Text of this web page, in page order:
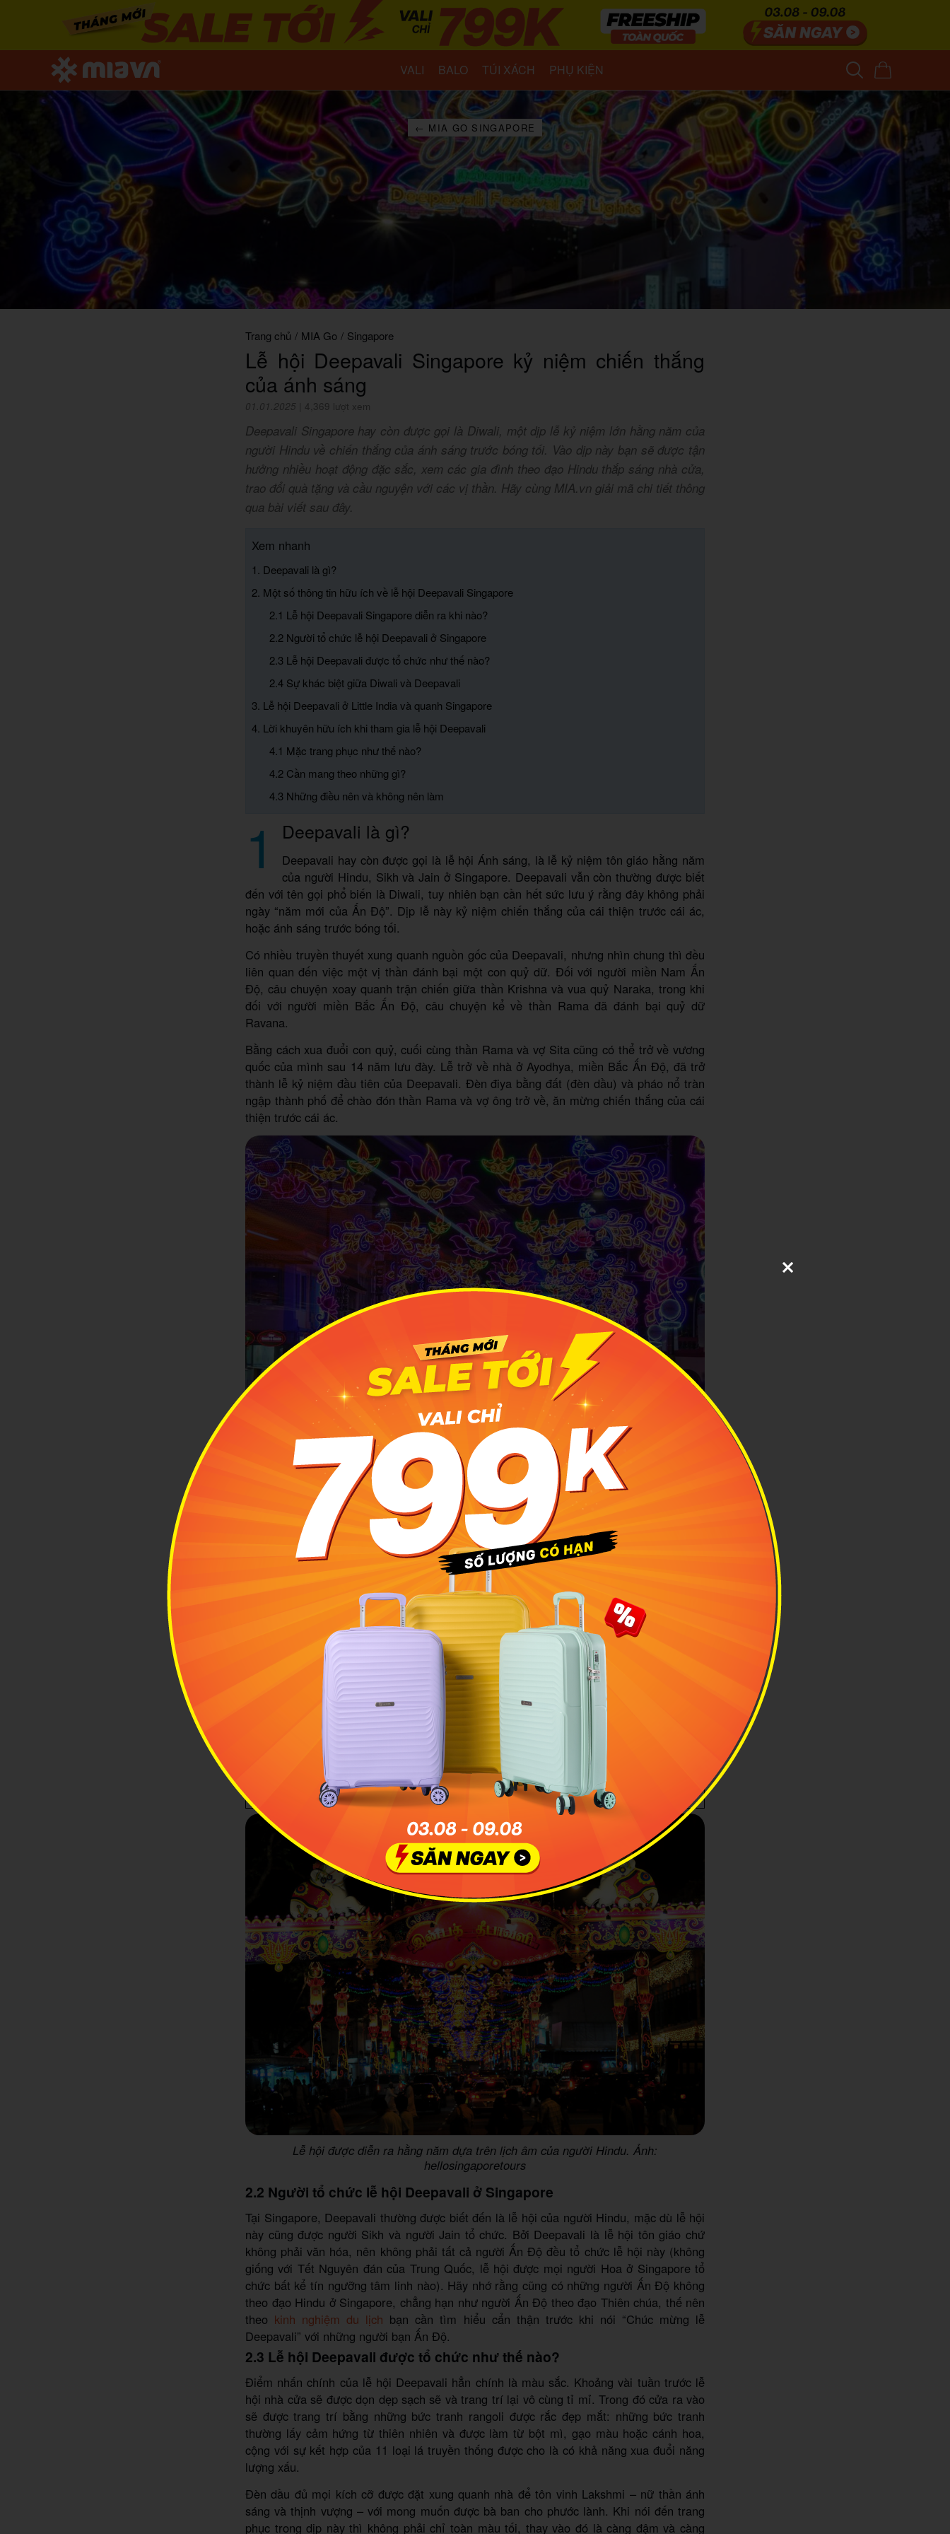
VALI BALO TÚI XÁCH PHỤ KIỆN
← MIA GO SINGAPORE
Trang chủ / MIA Go / Singapore
Lễ hội Deepavali Singapore kỷ niệm chiến thắng
của ánh sáng
01.01.2025 4,369 lượt xem
Deepavali Singapore hay còn được gọi là Diwali, một dịp lễ kỷ niệm lớn hằng năm của
người Hindu về chiến thắng của ánh sáng trước bóng tối. Vào dịp này bạn sẽ được tận
hưởng nhiều hoạt động đặc sắc, xem các gia đình theo đạo Hindu thắp sáng nhà cửa,
trao đổi quà tặng và cầu nguyện với các vị thần. Hãy cùng MIA.vn giải mã chi tiết thông
qua bài viết sau đây.
Xem nhanh
1. Deepavali là gì?
2. Một số thông tin hữu ích về lễ hội Deepavali Singapore
2.1 Lễ hội Deepavali Singapore diễn ra khi nào?
2.2 Người tổ chức lễ hội Deepavali ở Singapore
2.3 Lễ hội Deepavali được tổ chức như thế nào?
2.4 Sự khác biệt giữa Diwali và Deepavali
3. Lễ hội Deepavali ở Little India và quanh Singapore
4. Lời khuyên hữu ích khi tham gia lễ hội Deepavali
4.1 Mặc trang phục như thế nào?
4.2 Cần mang theo những gì?
4.3 Những điều nên và không nên làm
1 Deepavali là gì?
Deepavali hay còn được gọi là lễ hội Ánh sáng, là lễ kỷ niệm tôn giáo hằng năm
của người Hindu, Sikh và Jain ở Singapore. Deepavali vẫn còn thường được biết
đến với tên gọi phổ biến là Diwali, tuy nhiên bạn cần hết sức lưu ý rằng đây không phải
ngày “năm mới của Ấn Độ”. Dịp lễ này kỷ niệm chiến thắng của cái thiện trước cái ác,
hoặc ánh sáng trước bóng tối.
Có nhiều truyền thuyết xung quanh nguồn gốc của Deepavali, nhưng nhìn chung thì đều
liên quan đến việc một vị thần đánh bại một con quỷ dữ. Đối với người miền Nam Ấn
Độ, câu chuyện xoay quanh trận chiến giữa thần Krishna và vua quỷ Naraka, trong khi
đối với người miền Bắc Ấn Độ, câu chuyện kể về thần Rama đã đánh bại quỷ dữ
Ravana.
Bằng cách xua đuổi con quỷ, cuối cùng thần Rama và vợ Sita cũng có thể trở về vương
quốc của mình sau 14 năm lưu đày. Lễ trở về nhà ở Ayodhya, miền Bắc Ấn Độ, đã trở
thành lễ kỷ niệm đầu tiên của Deepavali. Đèn điya bằng đất (đèn dầu) và pháo nổ tràn
ngập thành phố để chào đón thần Rama và vợ ông trở về, ăn mừng chiến thắng của cái
thiện trước cái ác.
Deepavali được hơn một tỷ người trên thế giới chào đón và đây cũng là một trong những
ngày lễ lớn của Singapore. Ảnh: @stanley_chee/Instagram
2
Một số thông tin hữu ích về lễ hội Deepavali
Singapore
2.1 Lễ hội Deepavali Singapore diễn ra khi nào?
Ngày tổ chức của lễ hội Deepavali thay đổi theo từng năm vì nó được xác định dựa trên
lịch âm của người Hindu dựa trên vị trí của mặt trăng. Nhìn chung lễ hội Deepavali
thường diễn ra vào tháng 10, tháng 11 hoặc tháng 12 hàng năm và đã trở thành ngày lễ
công cộng được công bố tại Singapore kể từ năm 1929. Lịch trình cụ thể khách
có thể tham khảo dựa trên bảng sau đây:
Ngày
Ngày trong tuần
31 tháng 10
Thứ Năm
Thứ Hai
Chủ nhật
Thứ Hai
28 tháng 10 Thứ Năm
Lễ hội được diễn ra hằng năm dựa trên lịch âm của người Hindu. Ảnh:
hellosingaporetours
2.2 Người tổ chức lễ hội Deepavali ở Singapore
Tại Singapore, Deepavali thường được biết đến là lễ hội của người Hindu, mặc dù lễ hội
này cũng được người Sikh và người Jain tổ chức. Bởi Deepavali là lễ hội tôn giáo chứ
không phải văn hóa, nên không phải tất cả người Ấn Độ đều tổ chức lễ hội này (không
giống với Tết Nguyên đán của Trung Quốc, lễ hội được mọi người Hoa ở Singapore tổ
chức bất kể tín ngưỡng tâm linh nào). Hãy nhớ rằng cũng có những người Ấn Độ không
theo đạo Hindu ở Singapore, chẳng hạn như người Ấn Độ theo đạo Thiên chúa, thế nên
theo kinh nghiệm du lịch bạn cần tìm hiểu cẩn thận trước khi nói “Chúc mừng lễ
Deepavali” với những người bạn Ấn Độ.
2.3 Lễ hội Deepavali được tổ chức như thế nào?
Điểm nhấn chính của lễ hội Deepavali hẳn chính là màu sắc. Khoảng vài tuần trước lễ
hội nhà cửa sẽ được dọn dẹp sạch sẽ và trang trí lại vô cùng tỉ mỉ. Trong đó cửa ra vào
sẽ được trang trí bằng những bức tranh rangoli được rắc đẹp mắt: những bức tranh
thường lấy cảm hứng từ thiên nhiên và được làm từ bột mì, gạo màu hoặc cánh hoa,
cộng với sự kết hợp của 11 loại lá truyền thống được cho là có khả năng xua đuổi năng
lượng xấu.
Đèn dầu đủ mọi kích cỡ được đặt xung quanh nhà để tôn vinh Lakshmi – nữ thần ánh
sáng và thịnh vượng – với mong muốn được bà ban cho phước lành. Khi nói đến trang
phục trong dịp này thì không phải chỉ toàn màu tối, thay vào đó là càng đậm và càng